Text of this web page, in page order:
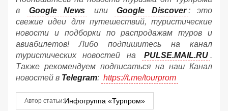
в
Google News или Google Discover : это
свежие идеи для путешествий, туристические
новости и подборки по распродажам туров и
авиабилетов! Либо подпишитесь на канал
туристических новостей на
PULSE.MAIL.RU .
Также рекомендуем подписаться на наш Канал
новостей в Telegram: https://t.me/tourprom
Автор статьи:Инфогруппа «Турпром»